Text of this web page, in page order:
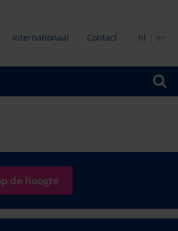
Internationaal Contact nl en
de hoogte